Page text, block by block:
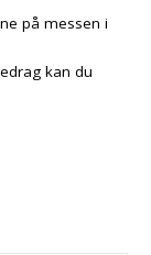
på messen i
kan du